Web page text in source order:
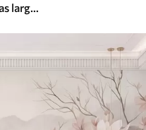
Flores de lavanda con tallos y hojas largos, obra de arte con una textura suave en tonos pastel